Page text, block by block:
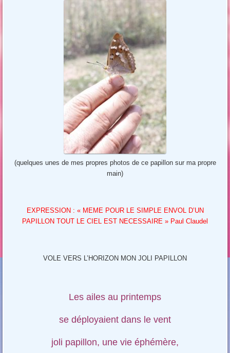
(quelques unes de mes propres photos de ce papillon sur ma propre
main)
EXPRESSION : « MEME POUR LE SIMPLE ENVOL D’UN
PAPILLON TOUT LE CIEL EST NECESSAIRE » Paul Claudel
VOLE VERS L’HORIZON MON JOLI PAPILLON
Les ailes au printemps
se déployaient dans le vent
joli papillon, une vie éphémère,